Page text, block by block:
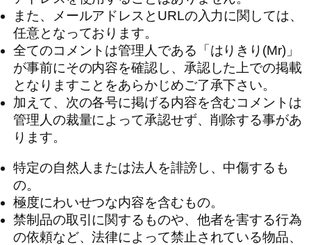
また、メールアドレスとURLの入力に関しては、
任意となっております。
全てのコメントは管理人である「はりきり(Mr)」
が事前にその内容を確認し、承認した上での掲載
となりますことをあらかじめご了承下さい。
加えて、次の各号に掲げる内容を含むコメントは
管理人の裁量によって承認せず、削除する事があ
ります。
特定の自然人または法人を誹謗し、中傷するも
の。
極度にわいせつな内容を含むもの。
禁制品の取引に関するものや、他者を害する行為
の依頼など、法律によって禁止されている物品、